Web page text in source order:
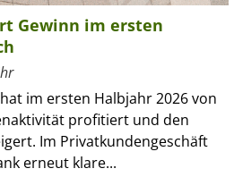
Gewinn im ersten
im ersten Halbjahr 2026 von
profitiert und den
Im Privatkundengeschäft
erneut klare...